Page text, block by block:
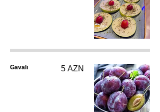
Gavalı 5 AZN